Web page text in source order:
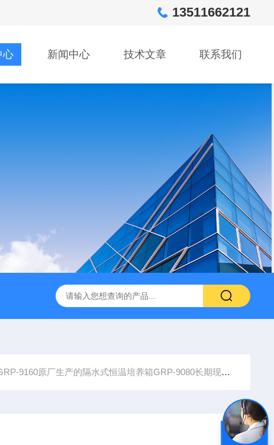
13511662121
心 新闻中心 技术文章 联系我们
式振荡萃取器 诺基LSHZ-300冷冻水浴恒温振荡器厂家
9160原厂生产的隔水式恒温培养箱GRP-9080长期现货供应